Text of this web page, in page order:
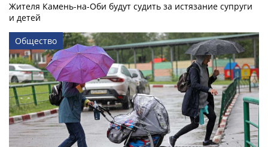
Жителя Камень-на-Оби будут судить за истязание супруги
и детей
Общество